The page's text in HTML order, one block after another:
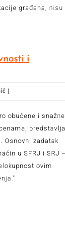
građana, nisu
i
|
obučene i snažne
Osnovni zadatak
u SFRJ i SRJ
ovim